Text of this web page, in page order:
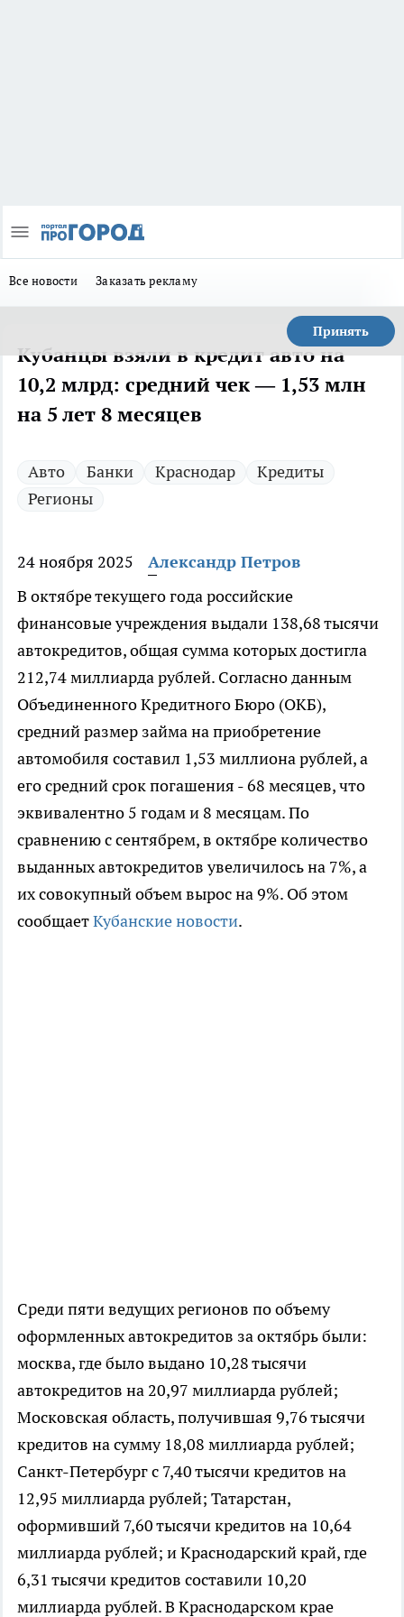
Все новости Заказать рекламу
Принять
Кубанцы взяли в кредит авто на
10,2 млрд: средний чек — 1,53 млн
на 5 лет 8 месяцев
Авто Банки Краснодар
Кредиты
Регионы
24 ноября 2025
Александр Петров
В октябре текущего года российские
финансовые учреждения выдали 138,68 тысячи
автокредитов, общая сумма которых достигла
212,74 миллиарда рублей. Согласно данным
Объединенного Кредитного Бюро (ОКБ),
средний размер займа на приобретение
автомобиля составил 1,53 миллиона рублей, а
его средний срок погашения - 68 месяцев, что
эквивалентно 5 годам и 8 месяцам. По
сравнению с сентябрем, в октябре количество
выданных автокредитов увеличилось на 7%, а
их совокупный объем вырос на 9%. Об этом
сообщаетКубанские новости.
Среди пяти ведущих регионов по объему
оформленных автокредитов за октябрь были:
москва, где было выдано 10,28 тысячи
автокредитов на 20,97 миллиарда рублей;
Московская область, получившая 9,76 тысячи
кредитов на сумму 18,08 миллиарда рублей;
Санкт-Петербург с 7,40 тысячи кредитов на
12,95 миллиарда рублей; Татарстан,
оформивший 7,60 тысячи кредитов на 10,64
миллиарда рублей; и Краснодарский край, где
6,31 тысячи кредитов составили 10,20
миллиарда рублей. В Краснодарском крае